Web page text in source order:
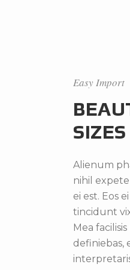
Easy Import
SIZES
Alienum
nihil
ei est. Eos
tincidunt
Mea
definiebas,